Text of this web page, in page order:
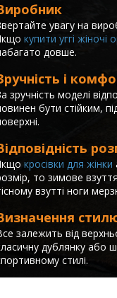
увагу на
купити уггі жіночі
довше.
і
зручність моделі
бути стійким,
кросівки для жінки
то зимове
взутті ноги
залежить від
дублянку або
стилі.